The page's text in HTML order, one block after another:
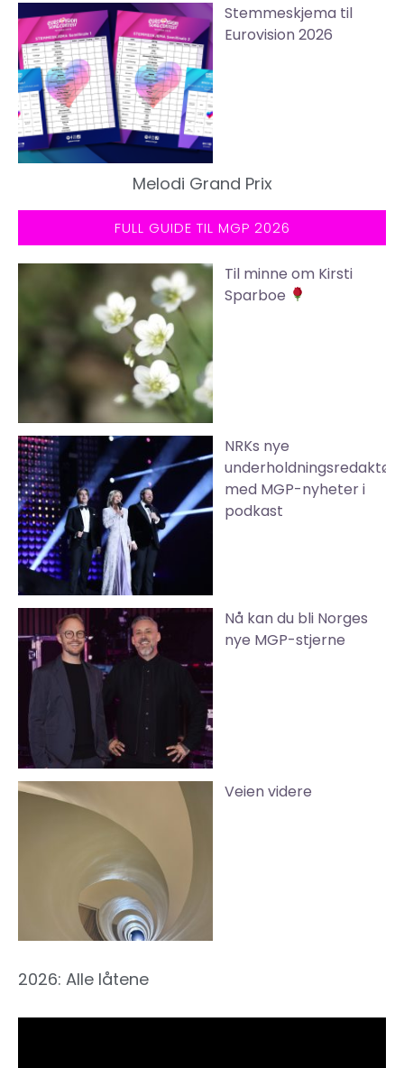
Stemmeskjema til
Eurovision 2026
Melodi Grand Prix
FULL GUIDE TIL MGP 2026
Til minne om Kirsti
Sparboe
NRKs nye
underholdningsredaktør
med MGP-nyheter i
podkast
Nå kan du bli Norges
nye MGP-stjerne
Veien videre
2026: Alle låtene